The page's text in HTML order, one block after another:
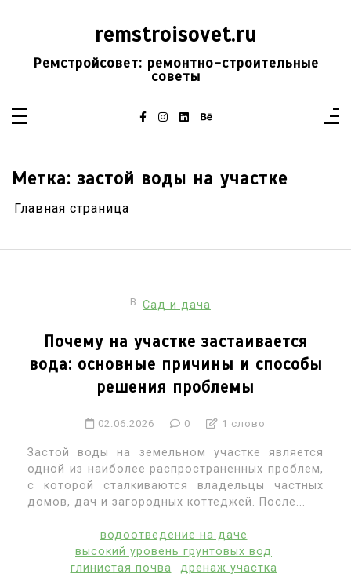
remstroisovet.ru
Ремстройсовет: ремонтно-строительные
советы
Метка: застой воды на участке
Главная страница
В Сад и дача
Почему на участке застаивается
вода: основные причины и способы
решения проблемы
02.06.2026 0 1 слово
Застой воды на земельном участке является
одной из наиболее распространенных проблем,
с которой сталкиваются владельцы частных
домов, дач и загородных коттеджей. После...
водоотведение на даче
высокий уровень грунтовых вод
глинистая почва
дренаж участка